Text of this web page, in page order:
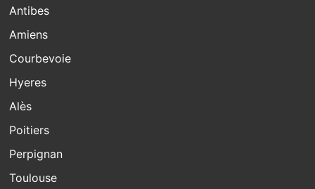
Antibes
Amiens
Courbevoie
Hyeres
Alès
Poitiers
Perpignan
Toulouse